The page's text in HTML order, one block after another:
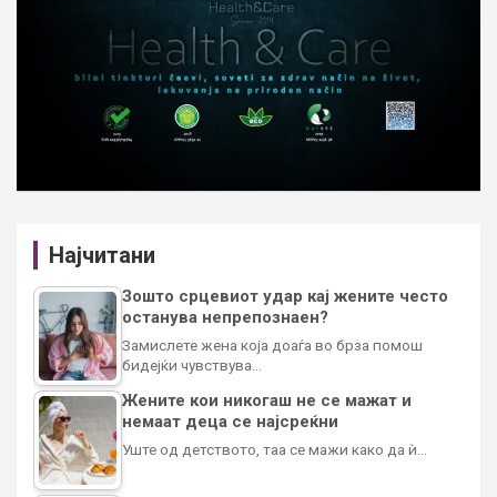
Најчитани
Зошто срцевиот удар кај жените често
останува непрепознаен?
Замислете жена која доаѓа во брза помош
бидејќи чувствува…
Жените кои никогаш не се мажат и
немаат деца се најсреќни
Уште од детството, таа се мажи како да ѝ…